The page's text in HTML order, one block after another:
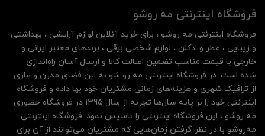
فروشگاه اینترنتی مه‌ رو‌شو
فروشگاه اینترنتی مه‌ رو‌شو ، برای خرید آنلاین لوازم آرایشی ، بهداشتی
و زیبایی ، عطر و ادکلن ، لوازم شخصی برقی ، برندهای معتبر ایرانی و
خارجی با قیمت مناسب تضمین اصالت کالا و ارسال آسان راه‌اندازی
شده است. در فروشگاه اینترنتی مه رو شو به این فضای مدرن و عاری
از ترافیک شهری و هزینه‌های زمانی مشتریان خود بها داده و فروشگاه
اینترنتی خود را بر پایه سال‌ها تجربه از سال 1395 در فروشگاه حضوری
مه روشو ، این فروشگاه اینترنتی را تاسیس نمود. فروشگاه اینترنتی
مه‌رو‌شو با در نظر گرفتن زمان‌هایی که مشتریان می‌توانند از آن‌ برای